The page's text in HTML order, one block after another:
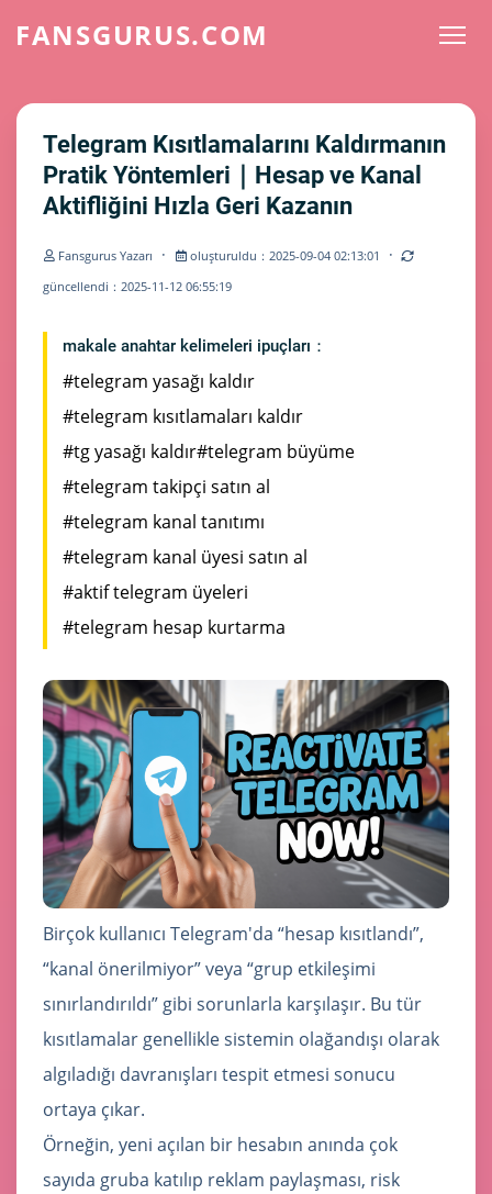
FANSGURUS.COM
Telegram Kısıtlamalarını Kaldırmanın
Pratik Yöntemleri｜Hesap ve Kanal
Aktifliğini Hızla Geri Kazanın
Fansgurus Yazarı · oluşturuldu：2025-09-04 02:13:01 ·
güncellendi：2025-11-12 06:55:19
makale anahtar kelimeleri ipuçları：
#telegram yasağı kaldır
#telegram kısıtlamaları kaldır
#tg yasağı kaldır#telegram büyüme
#telegram takipçi satın al
#telegram kanal tanıtımı
#telegram kanal üyesi satın al
#aktif telegram üyeleri
#telegram hesap kurtarma
Birçok kullanıcı Telegram'da “hesap kısıtlandı”,
“kanal önerilmiyor” veya “grup etkileşimi
sınırlandırıldı” gibi sorunlarla karşılaşır. Bu tür
kısıtlamalar genellikle sistemin olağandışı olarak
algıladığı davranışları tespit etmesi sonucu
ortaya çıkar.
Örneğin, yeni açılan bir hesabın anında çok
sayıda gruba katılıp reklam paylaşması, risk